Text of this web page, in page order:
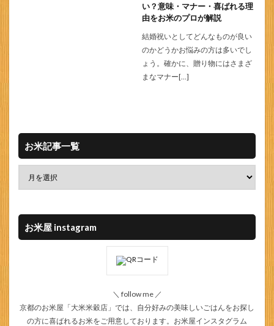
い？意味・マナー・喜ばれる理
由をお米のプロが解説
結婚祝いとしてどんなものが良い
のかどうかお悩みの方は多いでし
ょう。確かに、贈り物にはさまざ
まなマナー[…]
お米記事一覧
お米屋 instagram
＼ follow me ／
京都のお米屋「大米米穀店」では、自分好みの美味しいごはんをお探し
の方に喜ばれるお米をご用意しております。 お米屋インスタグラム